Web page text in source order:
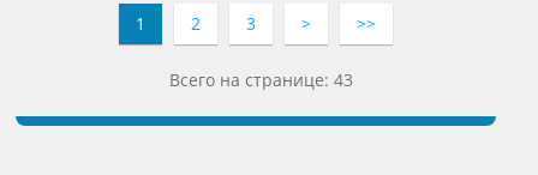
1 2 3 > >>
Всего на странице: 43